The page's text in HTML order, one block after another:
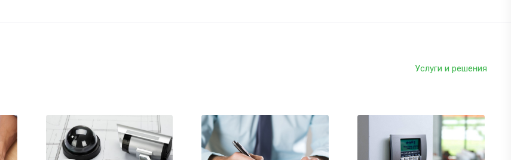
Услуги и решения